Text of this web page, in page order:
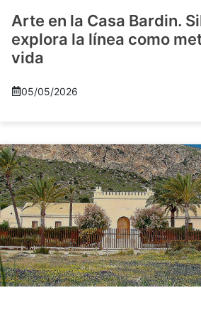
Arte en la Casa Bardin.
explora la línea como
vida
05/05/2026